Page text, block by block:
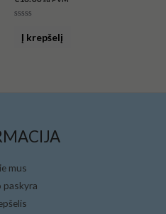
Į krepšelį
mus
paskyra